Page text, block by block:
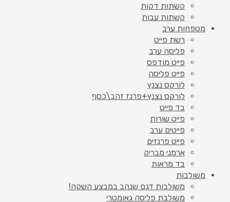
קשתות דקות
קשתות עבות
מטפחות ערב
רשת פייט
פליסה ערב
פייט מודפס
פייט פליסה
לורקס נצנץ
לורקס נצנץ+פרנז זהב\כסף
בד פייט
פייט שורות
פייטים ערב
פייט פרנזים
ארמני מבריק
בד מראות
משולבות
משולבות דגם שנהב במבצע השקה!
משולבת פליסה גאומטרי